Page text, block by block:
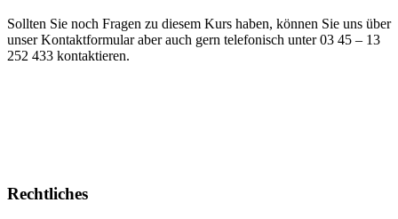
Sollten Sie noch Fragen zu diesem Kurs haben, können Sie uns über
unser Kontaktformular aber auch gern telefonisch unter 03 45 – 13
252 433 kontaktieren.
Rechtliches